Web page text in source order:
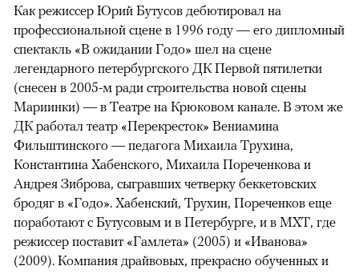
Как режиссер Юрий Бутусов дебютировал на
профессиональной сцене в 1996 году — его дипломный
спектакль «В ожидании Годо» шел на сцене
легендарного петербургского ДК Первой пятилетки
(снесен в 2005-м ради строительства новой сцены
Мариинки) — в Театре на Крюковом канале. В этом же
ДК работал театр «Перекресток» Вениамина
Фильштинского — педагога Михаила Трухина,
Константина Хабенского, Михаила Пореченкова и
Андрея Зиброва, сыгравших четверку беккетовских
бродяг в «Годо». Хабенский, Трухин, Пореченков еще
поработают с Бутусовым и в Петербурге, и в МХТ, где
режиссер поставит «Гамлета» (2005) и «Иванова»
(2009). Компания драйвовых, прекрасно обученных и